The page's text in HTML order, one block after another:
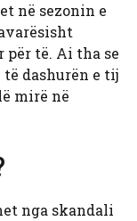
në sezonin e
për të. Ai tha se
dashurën e tij
mirë në
nga skandali